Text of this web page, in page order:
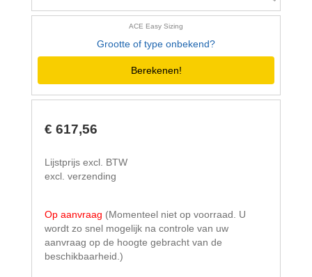
ACE Easy Sizing
Grootte of type onbekend?
Berekenen!
€ 617,56
Lijstprijs excl. BTW
excl. verzending
Op aanvraag (Momenteel niet op voorraad. U
wordt zo snel mogelijk na controle van uw
aanvraag op de hoogte gebracht van de
beschikbaarheid.)